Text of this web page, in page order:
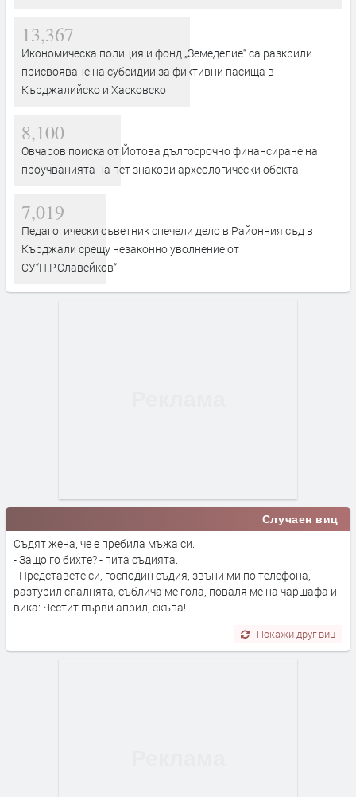
13,367
Икономическа полиция и фонд „Земеделие“ са разкрили
присвояване на субсидии за фиктивни пасища в
Кърджалийско и Хасковско
8,100
Овчаров поиска от Йотова дългосрочно финансиране на
проучванията на пет знакови археологически обекта
7,019
Педагогически съветник спечели дело в Районния съд в
Кърджали срещу незаконно уволнение от
СУ“П.Р.Славейков“
Случаен виц
Съдят жена, че е пребила мъжа си.
- Защо го бихте? - пита съдията.
- Представете си, господин съдия, звъни ми по телефона,
разтурил спалнята, съблича ме гола, поваля ме на чаршафа и
вика: Честит първи април, скъпа!
Покажи друг виц